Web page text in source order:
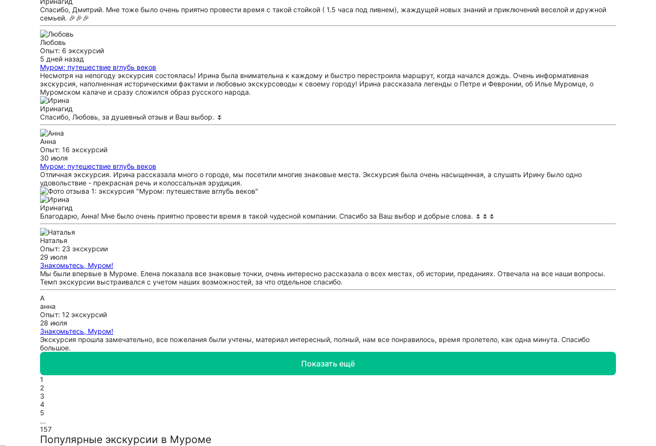
Спасибо, Дмитрий. Мне тоже было очень приятно провести время с такой стойкой ( 1.5 часа под ливнем), жаждущей новых знаний и приключений веселой и дружной
семьей. 🎉🎉🎉
Любовь
Опыт: 6 экскурсий
5 дней назад
Муром: путешествие вглубь веков
Несмотря на непогоду экскурсия состоялась! Ирина была внимательна к каждому и быстро перестроила маршрут, когда начался дождь. Очень информативная
экскурсия, наполненная историческими фактами и любовью экскурсоводы к своему городу! Ирина рассказала легенды о Петре и Февронии, об Илье Муромце, о
Муромском калаче и сразу сложился образ русского народа.
Иринагид
Спасибо, Любовь, за душевный отзыв и Ваш выбор. 🌷
Анна
Опыт: 16 экскурсий
30 июля
Муром: путешествие вглубь веков
Отличная экскурсия. Ирина рассказала много о городе, мы посетили многие знаковые места. Экскурсия была очень насыщенная, а слушать Ирину было одно
удовольствие - прекрасная речь и колоссальная эрудиция.
Иринагид
Благодарю, Анна! Мне было очень приятно провести время в такой чудесной компании. Спасибо за Ваш выбор и добрые слова. 🌷🌷🌷
Наталья
Опыт: 23 экскурсии
29 июля
Знакомьтесь, Муром!
Мы были впервые в Муроме. Елена показала все знаковые точки, очень интересно рассказала о всех местах, об истории, преданиях. Отвечала на все наши вопросы.
Темп экскурсии выстраивался с учетом наших возможностей, за что отдельное спасибо.
А
анна
Опыт: 12 экскурсий
28 июля
Знакомьтесь, Муром!
Экскурсия прошла замечательно, все пожелания были учтены, материал интересный, полный, нам все понравилось, время пролетело, как одна минута. Спасибо
большое.
Показать ещё
1
2
3
4
5
...
157
Популярные экскурсии в Муроме